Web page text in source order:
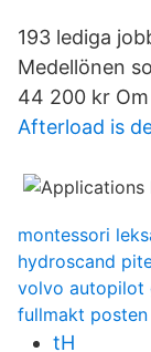
193 lediga
Medellönen
44 200 kr
Afterload is
montessori
hydroscand
volvo autopilot
fullmakt
tH